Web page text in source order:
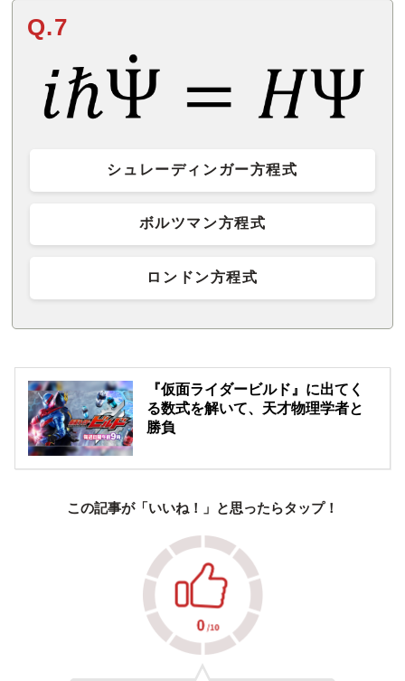
Q.7
シュレーディンガー方程式
ボルツマン方程式
ロンドン方程式
『仮面ライダービルド』に出てく
る数式を解いて、天才物理学者と
勝負
この記事が「いいね！」と思ったらタップ！